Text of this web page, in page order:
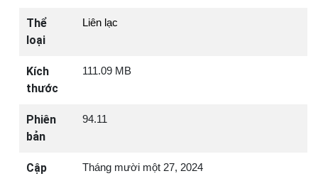
Thể
loại
Liên lạc
Kích
thước
111.09 MB
Phiên
bản
94.11
Cập
Tháng mười một 27, 2024